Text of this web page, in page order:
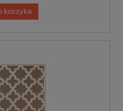
koszyka